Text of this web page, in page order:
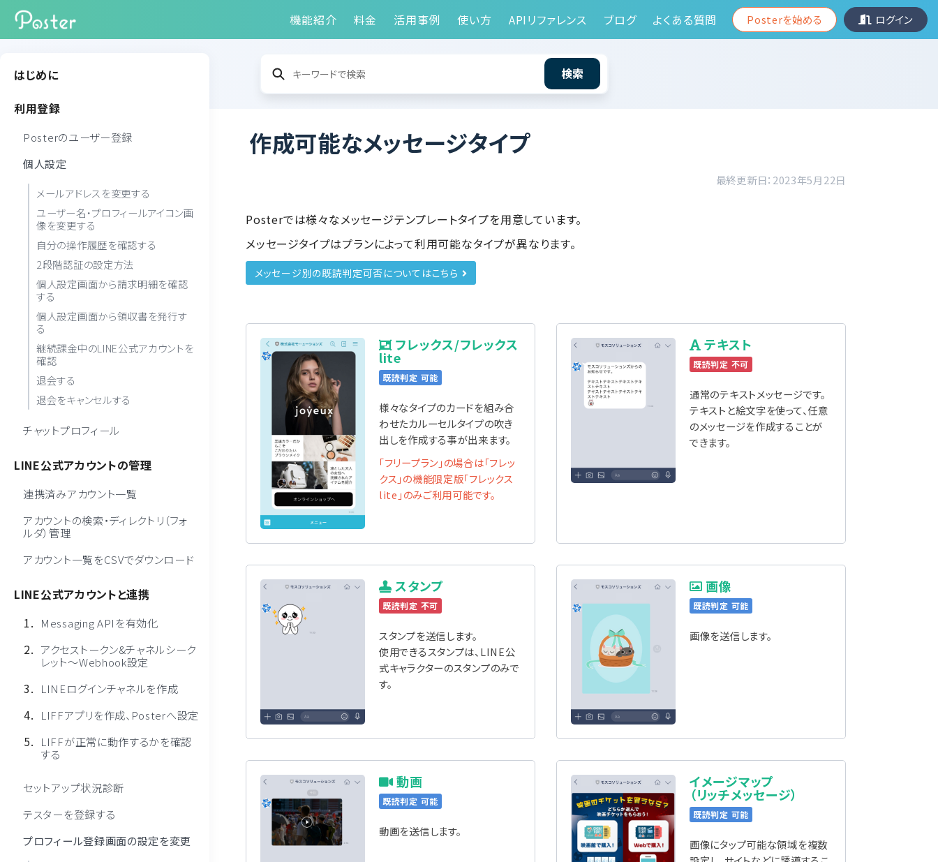
機能紹介 料金 活用事例 使い方 APIリファレンス ブログ よくある質問 Posterを始める ログイン
はじめに
利用登録
Posterのユーザー登録
個人設定
メールアドレスを変更する
ユーザー名・プロフィールアイコン画
像を変更する
自分の操作履歴を確認する
2段階認証の設定方法
個人設定画面から請求明細を確認
する
個人設定画面から領収書を発行す
る
継続課金中のLINE公式アカウントを
確認
退会する
退会をキャンセルする
チャットプロフィール
LINE公式アカウントの管理
連携済みアカウント一覧
アカウントの検索・ディレクトリ（フォ
ルダ）管理
アカウント一覧をCSVでダウンロード
LINE公式アカウントと連携
Messaging APIを有効化
アクセストークン&チャネルシーク
レット〜Webhook設定
LINEログインチャネルを作成
LIFFアプリを作成、Posterへ設定
LIFFが正常に動作するかを確認
する
セットアップ状況診断
テスターを登録する
プロフィール登録画面の設定を変更
検索
作成可能なメッセージタイプ
最終更新日：2023年5月22日
Posterでは様々なメッセージテンプレートタイプを用意しています。
メッセージタイプはプランによって利用可能なタイプが異なります。
メッセージ別の既読判定可否についてはこちら
フレックス/フレックス
lite
既読判定 可能
様々なタイプのカードを組み合
わせたカルーセルタイプの吹き
出しを作成する事が出来ます。
「フリープラン」の場合は「フレッ
クス」の機能限定版「フレックス
lite」のみご利用可能です。
テキスト
既読判定 不可
通常のテキストメッセージです。
テキストと絵文字を使って、任意
のメッセージを作成することが
できます。
スタンプ
既読判定 不可
スタンプを送信します。
使用できるスタンプは、LINE公
式キャラクターのスタンプのみで
す。
画像
既読判定 可能
画像を送信します。
動画
既読判定 可能
動画を送信します。
イメージマップ
（リッチメッセージ）
既読判定 可能
画像にタップ可能な領域を複数